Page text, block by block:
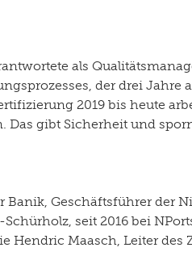
als
der drei
2019 bis heute
gibt Sicherheit und
Geschäftsführer der
seit 2016 bei
Hendric Maasch, Leiter